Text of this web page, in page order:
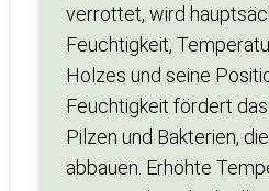
verrottet, wird
Feuchtigkeit,
Holzes und seine
Feuchtigkeit fördert
Pilzen und Bakterien,
abbauen. Erhöhte